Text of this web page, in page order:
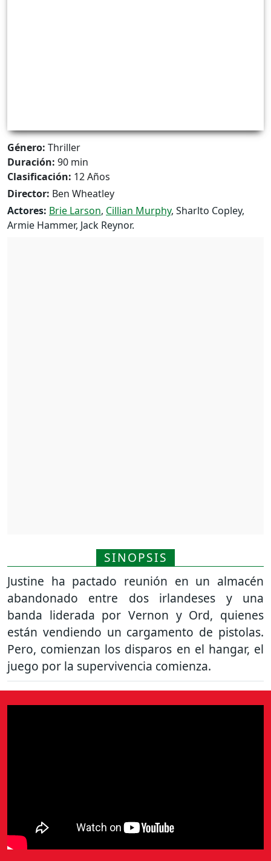
Género: Thriller
Duración: 90 min
Clasificación: 12 Años
Director: Ben Wheatley
Actores: Brie Larson, Cillian Murphy, Sharlto Copley,
Armie Hammer, Jack Reynor.
SINOPSIS
Justine ha pactado reunión en un almacén
abandonado entre dos irlandeses y una
banda liderada por Vernon y Ord, quienes
están vendiendo un cargamento de pistolas.
Pero, comienzan los disparos en el hangar, el
juego por la supervivencia comienza.